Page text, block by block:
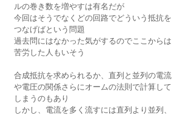
ルの巻き数を増やすは有名だが
今回はそうでなくどの回路でどういう抵抗を
つなげばという問題
過去問にはなかった気がするのでここからは
苦労した人もいそう
合成抵抗を求められるか、直列と並列の電流
や電圧の関係さらにオームの法則で計算して
しまうのもあり
しかし、電流を多く流すには直列より並列、